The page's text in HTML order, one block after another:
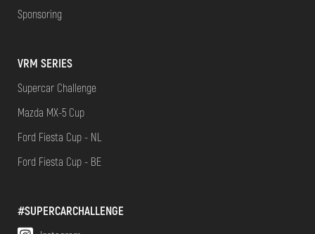
Sponsoring
VRM SERIES
Supercar Challenge
Mazda MX-5 Cup
Ford Fiesta Cup - NL
Ford Fiesta Cup - BE
#SUPERCARCHALLENGE